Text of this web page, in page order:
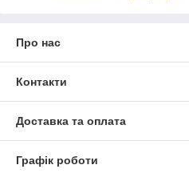
Про нас
Контакти
Доставка та оплата
Графік роботи